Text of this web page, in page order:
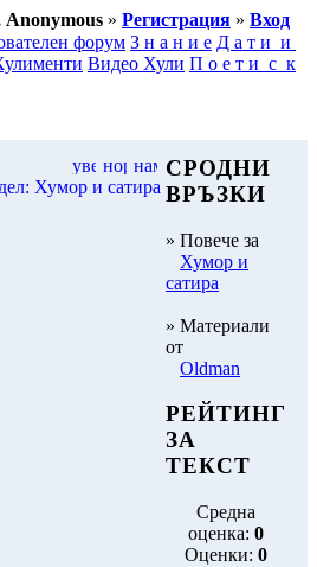
Anonymous » Регистрация » Вход
форум З н а н и е Д а т и и
Видео Хули П о е т и с к
СРОДНИ
ВРЪЗКИ
» Повече за
Хумор и
сатира
» Материали
от
Oldman
РЕЙТИНГ
ЗА
ТЕКСТ
Средна
оценка: 0
Оценки: 0